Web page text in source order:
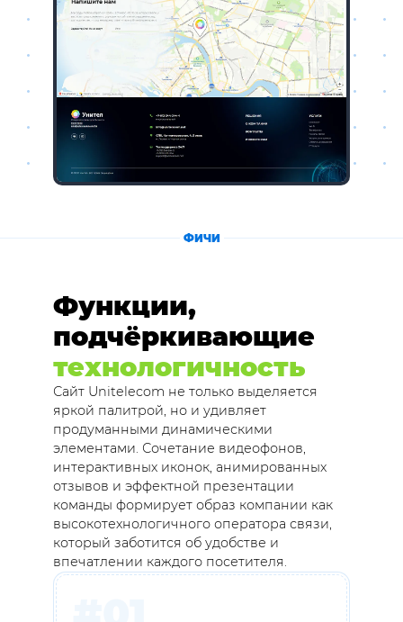
ФИЧИ
Функции,
подчёркивающие
технологичность
Сайт Unitelecom не только выделяется
яркой палитрой, но и удивляет
продуманными динамическими
элементами. Сочетание видеофонов,
интерактивных иконок, анимированных
отзывов и эффектной презентации
команды формирует образ компании как
высокотехнологичного оператора связи,
который заботится об удобстве и
впечатлении каждого посетителя.